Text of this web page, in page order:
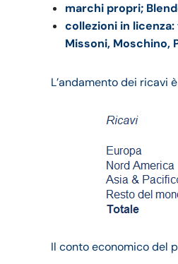
marchi propri;
collezioni in licenza:
Missoni, Moschino,
L’andamento dei ricavi
Il conto economico del